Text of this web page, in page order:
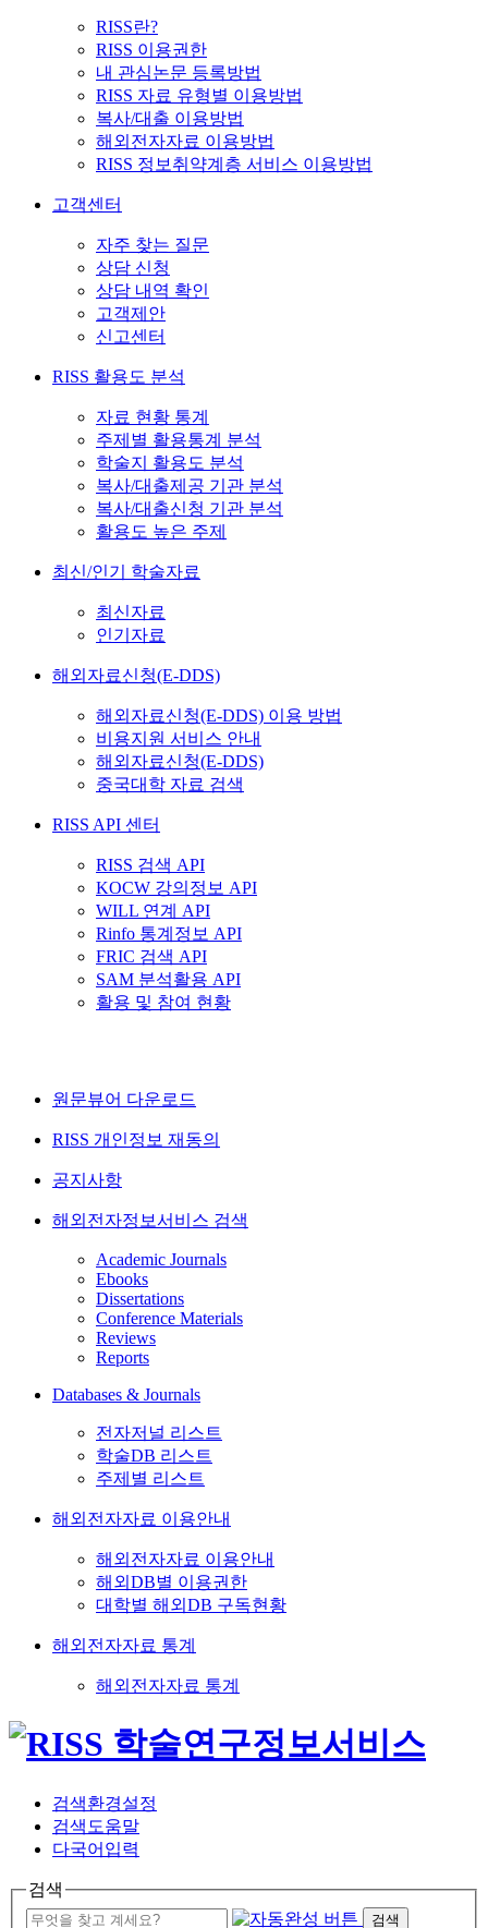
RISS란?
RISS 이용권한
내 관심논문 등록방법
RISS 자료 유형별 이용방법
복사/대출 이용방법
해외전자자료 이용방법
RISS 정보취약계층 서비스 이용방법
고객센터
자주 찾는 질문
상담 신청
상담 내역 확인
고객제안
신고센터
RISS 활용도 분석
자료 현황 통계
주제별 활용통계 분석
학술지 활용도 분석
복사/대출제공 기관 분석
복사/대출신청 기관 분석
활용도 높은 주제
최신/인기 학술자료
최신자료
인기자료
해외자료신청(E-DDS)
해외자료신청(E-DDS) 이용 방법
비용지원 서비스 안내
해외자료신청(E-DDS)
중국대학 자료 검색
RISS API 센터
RISS 검색 API
KOCW 강의정보 API
WILL 연계 API
Rinfo 통계정보 API
FRIC 검색 API
SAM 분석활용 API
활용 및 참여 현황
원문뷰어 다운로드
RISS 개인정보 재동의
공지사항
해외전자정보서비스 검색
Academic Journals
Ebooks
Dissertations
Conference Materials
Reviews
Reports
Databases & Journals
전자저널 리스트
학술DB 리스트
주제별 리스트
해외전자자료 이용안내
해외전자자료 이용안내
해외DB별 이용권한
대학별 해외DB 구독현황
해외전자자료 통계
해외전자자료 통계
검색환경설정
검색도움말
다국어입력
검색
검색